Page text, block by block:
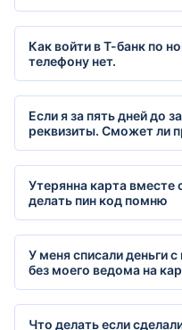
Как войти в Т-банк по
телефону нет.
Если я за пять дней до
реквизиты. Сможет ли
Утерянна карта вместе
делать пин код помню
У меня списали деньги
без моего ведома на
Что делать если